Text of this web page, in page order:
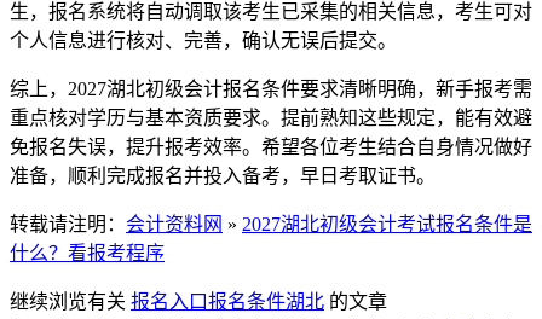
生，报名系统将自动调取该考生已采集的相关信息，考生可对
个人信息进行核对、完善，确认无误后提交。
综上，2027湖北初级会计报名条件要求清晰明确，新手报考需
重点核对学历与基本资质要求。提前熟知这些规定，能有效避
免报名失误，提升报考效率。希望各位考生结合自身情况做好
准备，顺利完成报名并投入备考，早日考取证书。​​​​​​​​​​​​​​
转载请注明： 会计资料网 » 2027湖北初级会计考试报名条件是
什么？看报考程序
继续浏览有关 报名入口报名条件湖北 的文章